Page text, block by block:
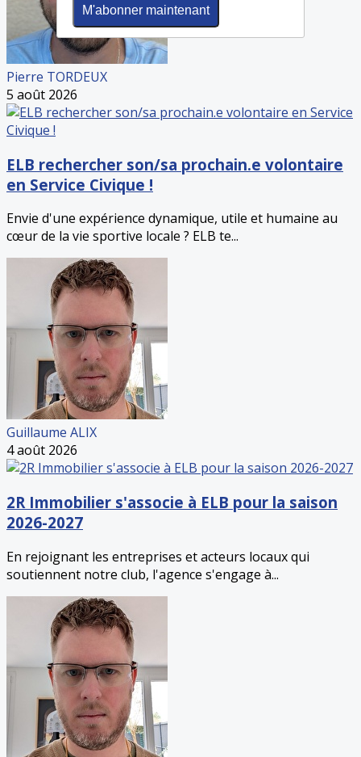
Pierre TORDEUX
5 août 2026
ELB rechercher son/sa prochain.e volontaire
en Service Civique !
Envie d'une expérience dynamique, utile et humaine au
cœur de la vie sportive locale ? ELB te...
Guillaume ALIX
4 août 2026
2R Immobilier s'associe à ELB pour la saison
2026-2027
En rejoignant les entreprises et acteurs locaux qui
soutiennent notre club, l'agence s'engage à...
M'abonner maintenant